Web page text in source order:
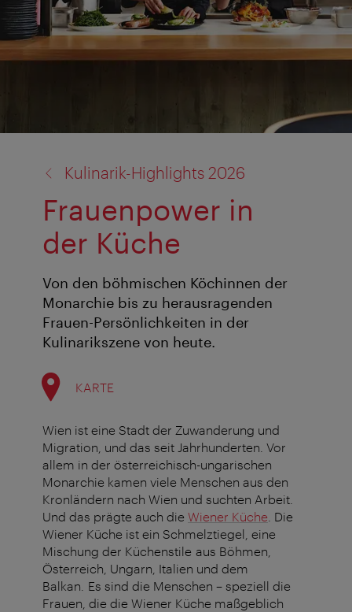
Kulinarik-Highlights 2026
Frauenpower in
der Küche
Von den böhmischen Köchinnen der
Monarchie bis zu herausragenden
Frauen-Persönlichkeiten in der
Kulinarikszene von heute.
KARTE
Wien ist eine Stadt der Zuwanderung und
Migration, und das seit Jahrhunderten. Vor
allem in der österreichisch-ungarischen
Monarchie kamen viele Menschen aus den
Kronländern nach Wien und suchten Arbeit.
Und das prägte auch die Wiener Küche . Die
Wiener Küche ist ein Schmelztiegel, eine
Mischung der Küchenstile aus Böhmen,
Österreich, Ungarn, Italien und dem
Balkan. Es sind die Menschen – speziell die
Frauen, die die Wiener Küche maßgeblich